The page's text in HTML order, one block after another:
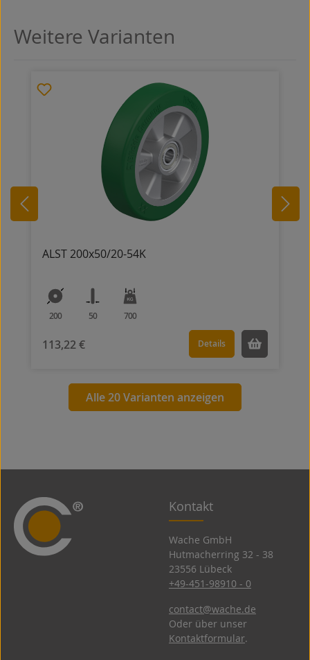
Produktgalerie überspringen
Weitere Varianten
ALST 200x50/20-54K
200 50 700
113,22 € Details
Alle 20 Varianten anzeigen
Kontakt
Wache GmbH
Hutmacherring 32 ­- 38
23556 Lübeck
+49-451-98910 - 0
contact@wache.de
Oder über unser
Kontaktformular.